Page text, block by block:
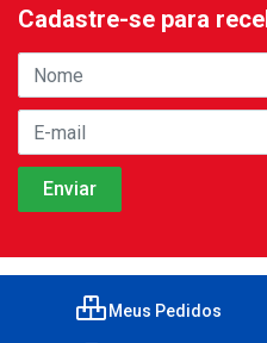
Cadastre-se para
Meus Pedidos